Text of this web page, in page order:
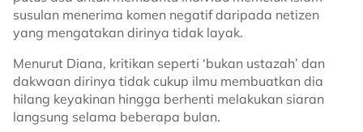
Related Topics
#Ananda Natasha #Selawat
susulan menerima komen negatif daripada netizen
yang mengatakan dirinya tidak layak.
Menurut Diana, kritikan seperti ‘bukan ustazah’ dan
dakwaan dirinya tidak cukup ilmu membuatkan dia
hilang keyakinan hingga berhenti melakukan siaran
langsung selama beberapa bulan.